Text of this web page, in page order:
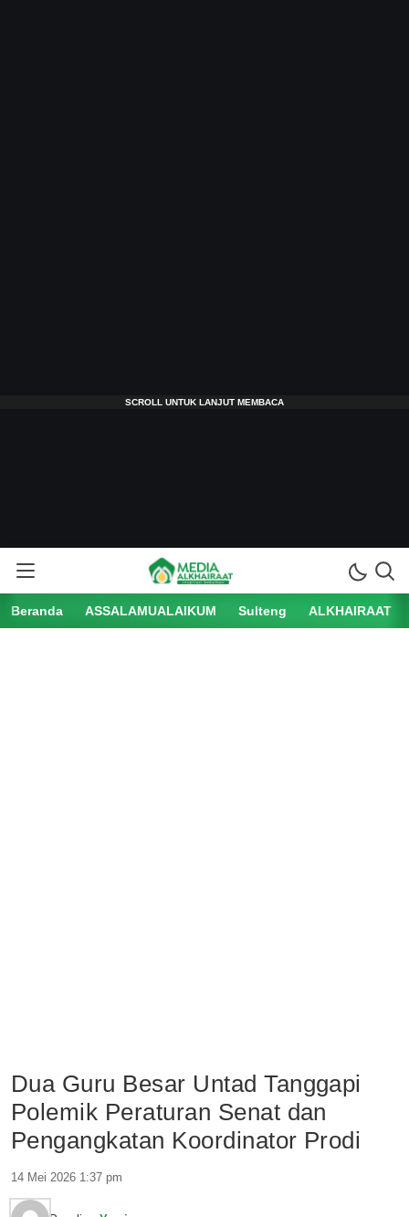
Beranda ASSALAMUALAIKUM Sulteng ALKHAIRAAT
Dua Guru Besar Untad Tanggapi
Polemik Peraturan Senat dan
Pengangkatan Koordinator Prodi
14 Mei 2026 1:37 pm